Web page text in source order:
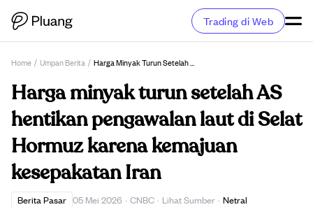
Trading di Web
Home / Umpan Berita / Harga Minyak Turun Setelah AS Hentikan Pengawalan Laut Di Selat Hormuz Karena Kemajuan Kesepakatan Iran
Harga minyak turun setelah AS
hentikan pengawalan laut di Selat
Hormuz karena kemajuan
kesepakatan Iran
Berita Pasar 05 Mei 2026 · CNBC · Lihat Sumber · Netral